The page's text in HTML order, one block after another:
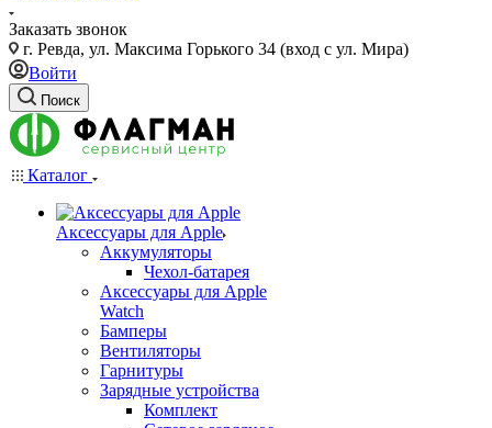
Заказать звонок
г. Ревда, ул. Максима Горького 34 (вход с ул. Мира)
Войти
Поиск
Каталог
Аксессуары для Apple
Аккумуляторы
Чехол-батарея
Аксессуары для Apple
Watch
Бамперы
Вентиляторы
Гарнитуры
Зарядные устройства
Комплект